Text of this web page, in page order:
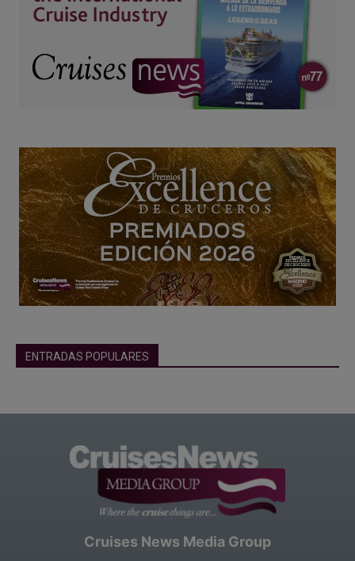
ENTRADAS POPULARES
Cruises News Media Group